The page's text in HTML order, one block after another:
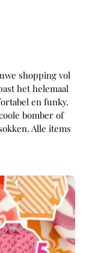
shopping vol
het helemaal
en funky.
bomber of
Alle items